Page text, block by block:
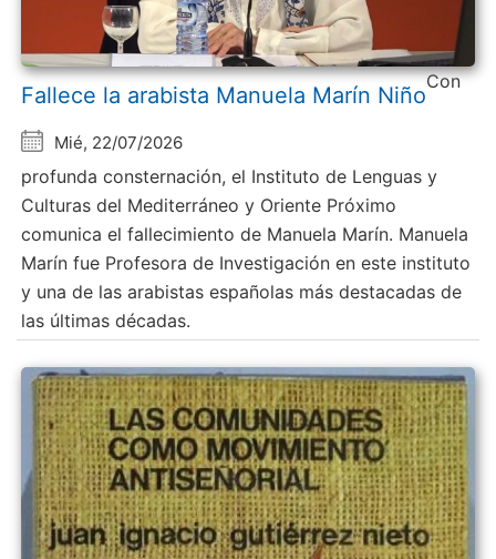
Fallece la arabista Manuela Marín Niño
Mié, 22/07/2026
Con
profunda consternación, el Instituto de Lenguas y
Culturas del Mediterráneo y Oriente Próximo
comunica el fallecimiento de Manuela Marín. Manuela
Marín fue Profesora de Investigación en este instituto
y una de las arabistas españolas más destacadas de
las últimas décadas.